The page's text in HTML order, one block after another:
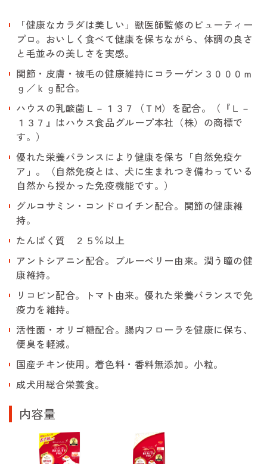
「健康なカラダは美しい」獣医師監修のビューティー
プロ。おいしく食べて健康を保ちながら、体調の良さ
と毛並みの美しさを実感。
関節・皮膚・被毛の健康維持にコラーゲン３０００ｍ
ｇ／ｋｇ配合。
ハウスの乳酸菌Ｌ－１３７（ＴM）を配合。（『Ｌ－
１３７』はハウス食品グループ本社（株）の商標で
す。）
優れた栄養バランスにより健康を保ち「自然免疫ケ
ア」。（自然免疫とは、犬に生まれつき備わっている
自然から授かった免疫機能です。）
グルコサミン・コンドロイチン配合。関節の健康維
持。
たんぱく質 ２５％以上
アントシアニン配合。ブルーベリー由来。潤う瞳の健
康維持。
リコピン配合。トマト由来。優れた栄養バランスで免
疫力を維持。
活性菌・オリゴ糖配合。腸内フローラを健康に保ち、
便臭を軽減。
国産チキン使用。着色料・香料無添加。小粒。
成犬用総合栄養食。
内容量